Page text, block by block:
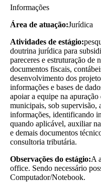
Informações
Área de atuação:Jurídica
Atividades de estágio:
doutrina jurídica para
pareceres e estruturação de
documentos fiscais,
desenvolvimento dos
informações e bases de
apoiar a equipe na
municipais, sob supervisão,
informações, identificando
quando aplicável, auxiliar
e demais documentos
consultoria tributária.
Observações do estágio:A
office. Sendo necessário
Computador/Notebook.